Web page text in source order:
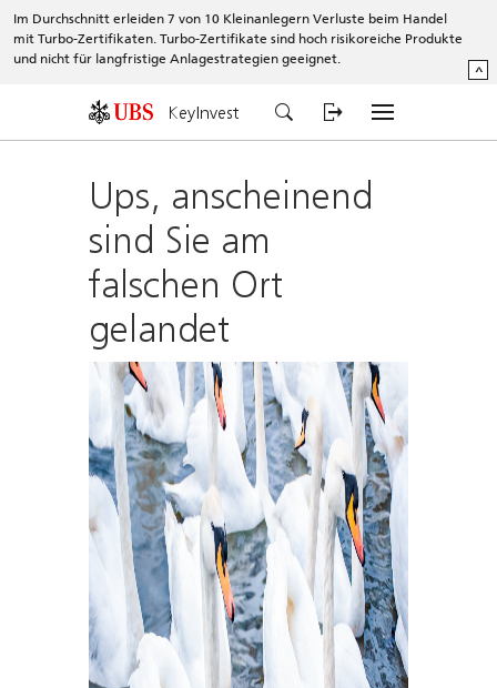
Im Durchschnitt erleiden 7 von 10 Kleinanlegern Verluste beim Handel
mit Turbo-Zertifikaten. Turbo-Zertifikate sind hoch risikoreiche Produkte
und nicht für langfristige Anlagestrategien geeignet.
^
KeyInvest
Ups, anscheinend
sind Sie am
falschen Ort
gelandet